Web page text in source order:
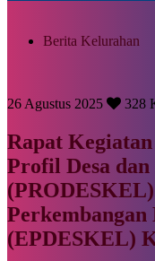
Berita Kelurahan
26 Agustus 2025 328
Rapat
Profil Desa
Perkembangan
(EPDESKEL)